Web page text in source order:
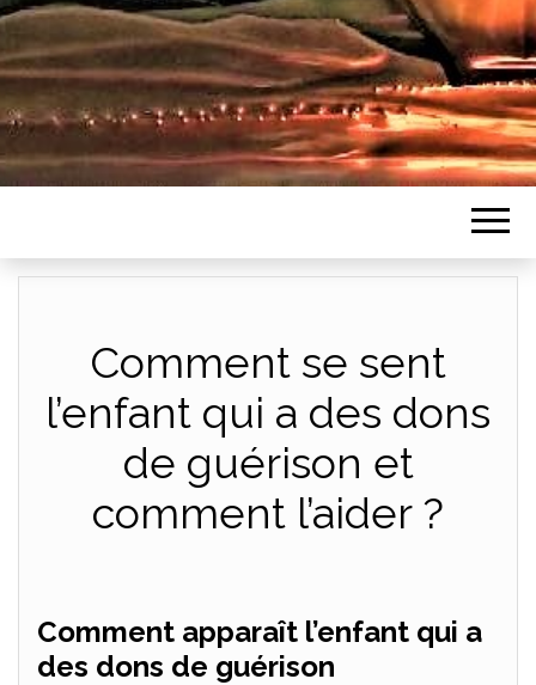
Comment se sent
l’enfant qui a des dons
de guérison et
comment l’aider ?
Comment apparaît l’enfant qui a
des dons de guérison